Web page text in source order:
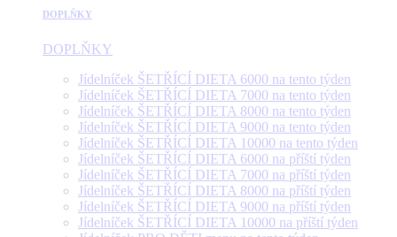
DOPLŇKY
DOPLŇKY
Jídelníček ŠETŘÍCÍ DIETA 6000 na tento týden
Jídelníček ŠETŘÍCÍ DIETA 7000 na tento týden
Jídelníček ŠETŘÍCÍ DIETA 8000 na tento týden
Jídelníček ŠETŘÍCÍ DIETA 9000 na tento týden
Jídelníček ŠETŘÍCÍ DIETA 10000 na tento týden
Jídelníček ŠETŘÍCÍ DIETA 6000 na příští týden
Jídelníček ŠETŘÍCÍ DIETA 7000 na příští týden
Jídelníček ŠETŘÍCÍ DIETA 8000 na příští týden
Jídelníček ŠETŘÍCÍ DIETA 9000 na příští týden
Jídelníček ŠETŘÍCÍ DIETA 10000 na příští týden